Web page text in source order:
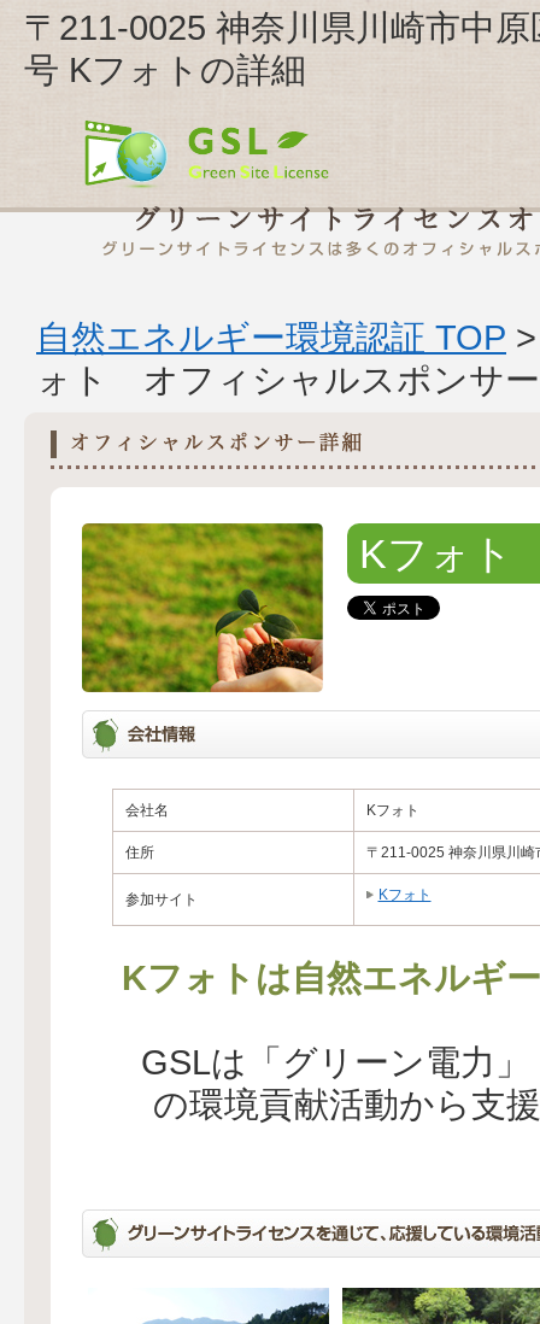
〒211-0025 神奈川県川崎市中
号 Kフォトの詳細
自然エネルギー環境認証 TOP
ォト オフィシャルスポンサ
Kフォト
会社名 Kフォト
住所 〒211-0025 神奈川県川
参加サイト Kフォト
Kフォトは自然エネルギ
GSLは「グリーン電力
の環境貢献活動から支